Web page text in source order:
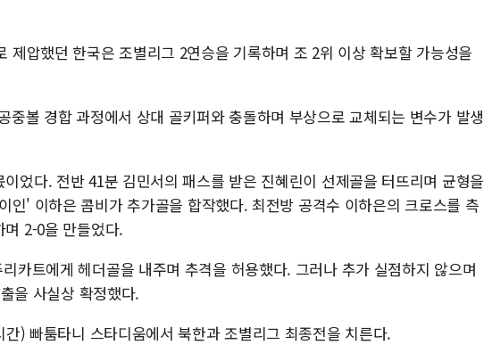
제압했던 한국은 조별리그 2연승을 기록하며 조 2위 이상 확보할 가능성을
중볼 경합 과정에서 상대 골키퍼와 충돌하며 부상으로 교체되는 변수가 발생
었다. 전반 41분 김민서의 패스를 받은 진혜린이 선제골을 터뜨리며 균형을
인' 이하은 콤비가 추가골을 합작했다. 최전방 공격수 이하은의 크로스를 측
2-0을 만들었다.
카트에게 헤더골을 내주며 추격을 허용했다. 그러나 추가 실점하지 않으며
을 사실상 확정했다.
) 빠툼타니 스타디움에서 북한과 조별리그 최종전을 치른다.